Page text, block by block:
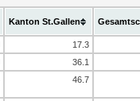
Kanton St.Gallen
17.3
36.1
46.7